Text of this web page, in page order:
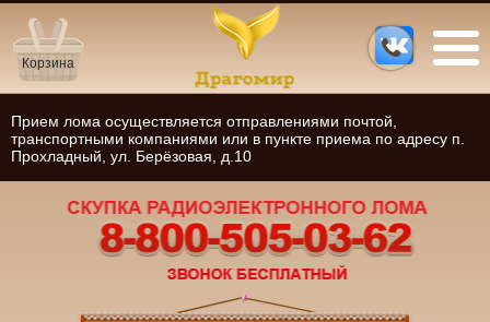
Корзина
Прием лома осуществляется отправлениями почтой,
транспортными компаниями или в пункте приема по адресу п.
Прохладный, ул. Берёзовая, д.10